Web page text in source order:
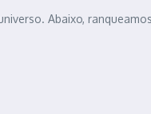
Abaixo,